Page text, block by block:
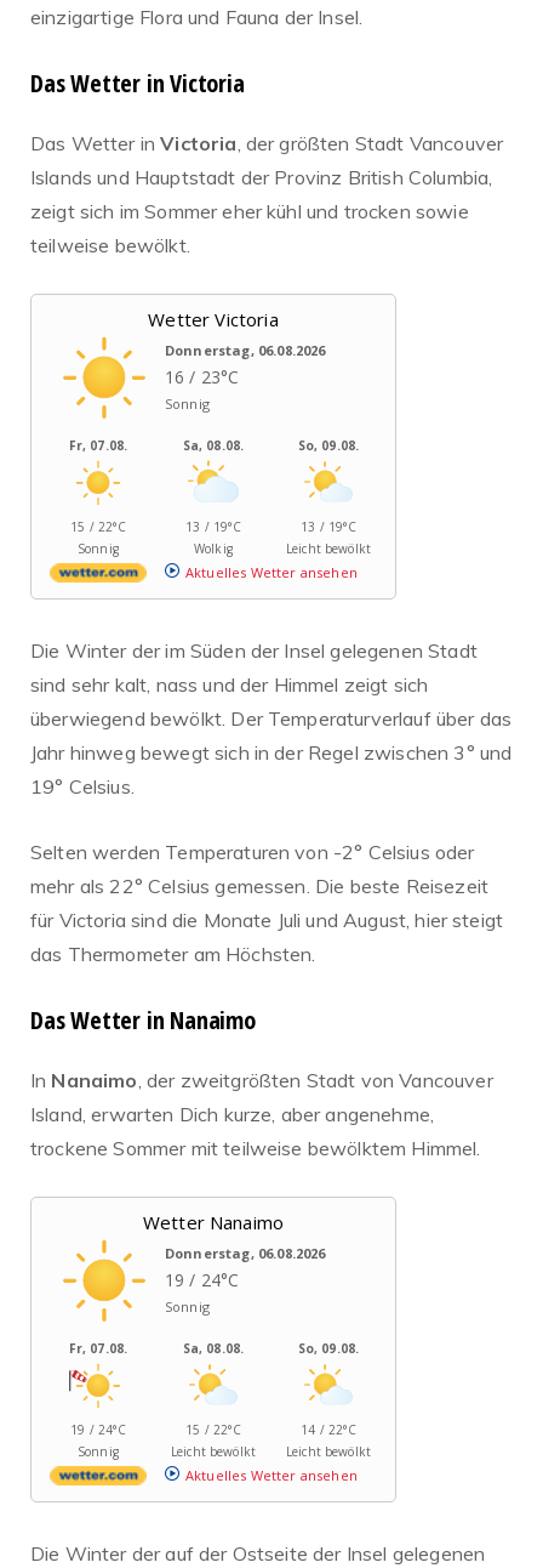
einzigartige Flora und Fauna der Insel.
Das Wetter in Victoria
Das Wetter inVictoria , der größten Stadt Vancouver
Islands und Hauptstadt der Provinz British Columbia,
zeigt sich im Sommer eher kühl und trocken sowie
teilweise bewölkt.
Wetter Victoria
Donnerstag, 06.08.2026
16 / 23°C
Sonnig
Fr, 07.08.
15 / 22°C
Sonnig
Sa, 08.08.
13 / 19°C
Wolkig
So, 09.08.
13 / 19°C
Leicht bewölkt
Aktuelles Wetter ansehen
Die Winter der im Süden der Insel gelegenen Stadt
sind sehr kalt, nass und der Himmel zeigt sich
überwiegend bewölkt. Der Temperaturverlauf über das
Jahr hinweg bewegt sich in der Regel zwischen 3° und
19° Celsius.
Selten werden Temperaturen von -2° Celsius oder
mehr als 22° Celsius gemessen. Die beste Reisezeit
für Victoria sind die Monate Juli und August, hier steigt
das Thermometer am Höchsten.
Das Wetter in Nanaimo
In Nanaimo , der zweitgrößten Stadt von Vancouver
Island, erwarten Dich kurze, aber angenehme,
trockene Sommer mit teilweise bewölktem Himmel.
Wetter Nanaimo
Donnerstag, 06.08.2026
19 / 24°C
Sonnig
Fr, 07.08.
19 / 24°C
Sonnig
Sa, 08.08.
15 / 22°C
Leicht bewölkt
So, 09.08.
14 / 22°C
Leicht bewölkt
Aktuelles Wetter ansehen
Die Winter der auf der Ostseite der Insel gelegenen